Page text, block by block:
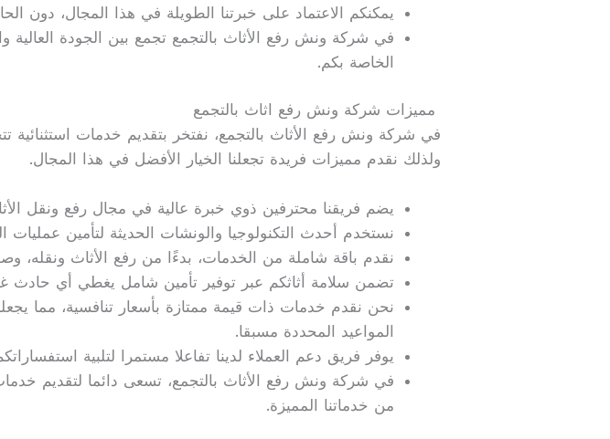
يمكنكم الاعتماد على خبرتنا الطويلة في هذا المجال، دون
في شركة ونش رفع الأثاث بالتجمع تجمع بين الجودة العالية
الخاصة بكم.
مميزات شركة ونش رفع اثاث بالتجمع
في شركة ونش رفع الأثاث بالتجمع، نفتخر بتقديم خدمات استثنائية
ولذلك نقدم مميزات فريدة تجعلنا الخيار الأفضل في هذا المجال.
يضم فريقنا محترفين ذوي خبرة عالية في مجال رفع ونقل
نستخدم أحدث التكنولوجيا والونشات الحديثة لتأمين عمليات
نقدم باقة شاملة من الخدمات، بدءًا من رفع الأثاث ونقله،
تضمن سلامة أثاثكم عبر توفير تأمين شامل يغطي أي حادث
نحن نقدم خدمات ذات قيمة ممتازة بأسعار تنافسية، مما
المواعيد المحددة مسبقا.
يوفر فريق دعم العملاء لدينا تفاعلا مستمرا لتلبية
في شركة ونش رفع الأثاث بالتجمع، تسعى دائما لتقديم
من خدماتنا المميزة.